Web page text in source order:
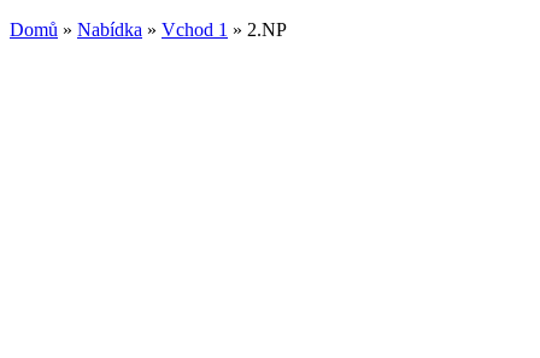
Domů » Nabídka » Vchod 1 » 2.NP